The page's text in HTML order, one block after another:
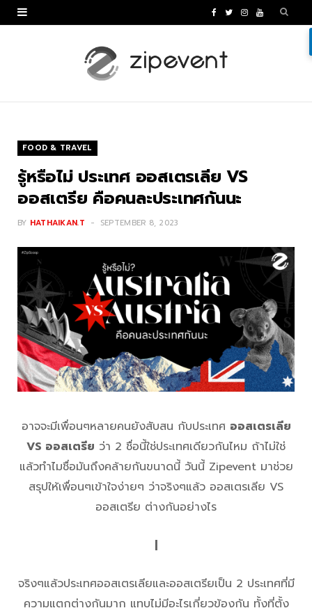
c
T I Y
FOOD & TRAVEL
รู้หรือไม่ ประเทศ ออสเตรเลีย VS
ออสเตรีย คือคนละประเทศกันนะ
BY HATHAIKAN.T SEPTEMBER 8, 2023
อาจจะมีเพื่อนๆหลายคนยังสับสน กับประเทศ ออสเตรเลีย
VS ออสเตรีย ว่า 2 ชื่อนี้ใช่ประเทศเดียวกันไหม ถ้าไม่ใช่
แล้วทำไมชื่อมันถึงคล้ายกันขนาดนี้ วันนี้ Zipevent มาช่วย
สรุปให้เพื่อนๆเข้าใจง่ายๆ ว่าจริงๆแล้ว ออสเตรเลีย VS
ออสเตรีย ต่างกันอย่างไร
|
จริงๆแล้วประเทศออสเตรเลียและออสเตรียเป็น 2 ประเทศที่มี
ความแตกต่างกันมาก แทบไม่มีอะไรเกี่ยวข้องกัน ทั้งที่ตั้ง